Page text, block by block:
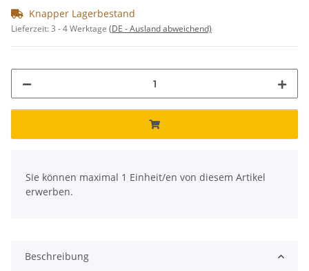
Knapper Lagerbestand
Lieferzeit:3 - 4 Werktage (DE - Ausland abweichend)
Sie können maximal 1 Einheit/en von diesem Artikel
erwerben.
Beschreibung